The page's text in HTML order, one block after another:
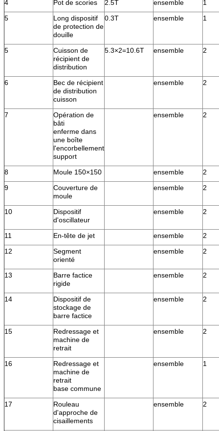
4 Pot de scories 2.5T ensemble
1
5
Long dispositif
de protection de
douille
0.3T ensemble 1
5
Cuisson de
récipient de
distribution
5.3×2=10.6T ensemble 2
6
Bec de récipient
de distribution
cuisson
ensemble 2
7
Opération de
bâti
enferme dans
une boîte
l'encorbellement
support
ensemble 2
8 Moule 150×150 ensemble
2
9
Couverture de
moule
ensemble 2
10
Dispositif
d'oscillateur
ensemble 2
11 En-tête de jet ensemble
2
12
Segment
orienté
ensemble 2
13
Barre factice
rigide
ensemble 2
14
Dispositif de
stockage de
barre factice
ensemble 2
15
Redressage et
machine de
retrait
ensemble 2
16
Redressage et
machine de
retrait
base commune
ensemble 1
17
Rouleau
d'approche de
cisaillements
ensemble 2